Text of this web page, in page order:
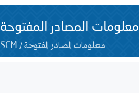
معلومات المصادر المفتوحة
SCM /معلومات المصادر المفتوحة